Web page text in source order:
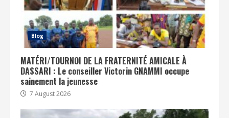
Blog
MATÉRI/TOURNOI DE LA FRATERNITÉ AMICALE À
DASSARI : Le conseiller Victorin GNAMMI occupe
sainement la jeunesse
7 August 2026